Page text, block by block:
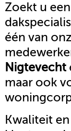
Zoekt u
één van
Nigtevecht
maar ook
Kwaliteit